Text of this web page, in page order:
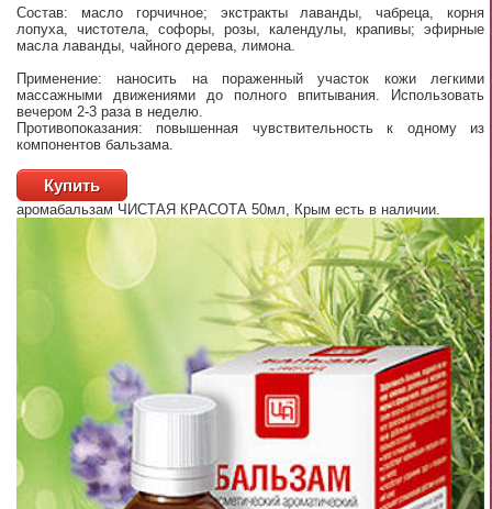
Состав: масло горчичное; экстракты лаванды, чабреца, корня
лопуха, чистотела, софоры, розы, календулы, крапивы; эфирные
масла лаванды, чайного дерева, лимона.
Применение: наносить на пораженный участок кожи легкими
массажными движениями до полного впитывания. Использовать
вечером 2-3 раза в неделю.
Противопоказания: повышенная чувствительность к одному из
компонентов бальзама.
Купить
аромабальзам ЧИСТАЯ КРАСОТА 50мл, Крым есть в наличии.